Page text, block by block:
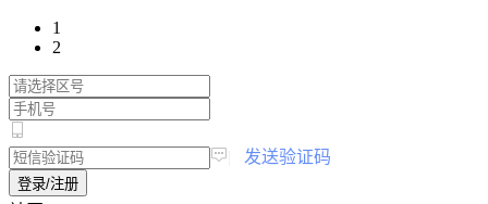
1
2
发送验证码
登录/注册